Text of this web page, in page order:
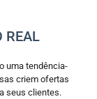
REAL
uma tendência-
criem ofertas
seus clientes.